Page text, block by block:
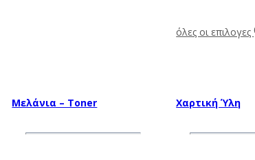
όλες οι επιλογες
Μελάνια – Toner Χαρτική Ύλη